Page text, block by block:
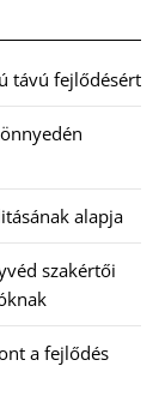
távú fejlődésért
alapja
szakértői
a fejlődés